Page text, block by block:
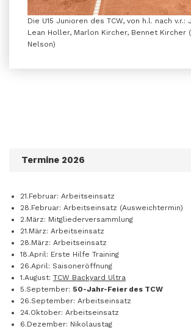
Die U15 Junioren des TCW, von h.l. nach v.r.:
Lean Holler, Marlon Kircher, Bennet Kircher
Nelson)
Termine 2026
21.Februar: Arbeitseinsatz
28.Februar: Arbeitseinsatz (Ausweichtermin)
2.März: Mitgliederversammlung
21.März: Arbeitseinsatz
28.März: Arbeitseinsatz
18.April: Erste Hilfe Training
26.April: Saisoneröffnung
1.August: TCW Backyard Ultra
5.September: 50-Jahr-Feier des TCW
26.September: Arbeitseinsatz
24.Oktober: Arbeitseinsatz
6.Dezember: Nikolaustag